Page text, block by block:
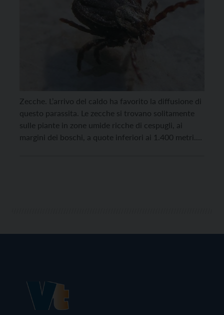
Zecche. L’arrivo del caldo ha favorito la diffusione di
questo parassita. Le zecche si trovano solitamente
sulle piante in zone umide ricche di cespugli, ai
margini dei boschi, a quote inferiori ai 1.400 metri.